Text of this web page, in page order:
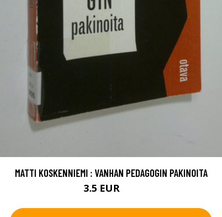
MATTI KOSKENNIEMI : VANHAN PEDAGOGIN PAKINOITA
3.5 EUR